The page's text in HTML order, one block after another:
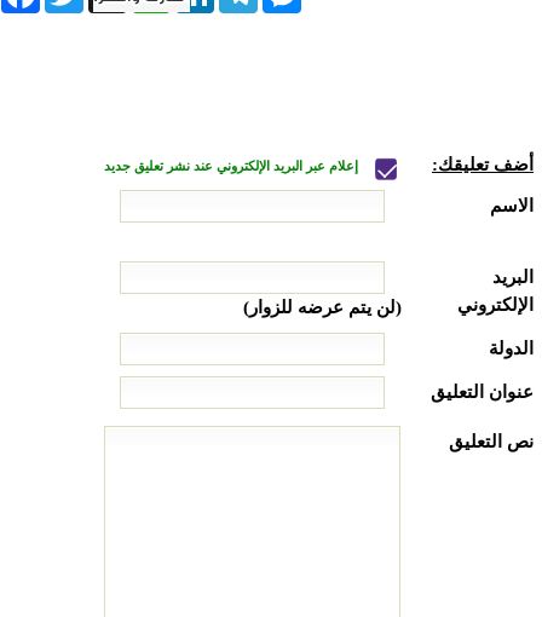
أضف تعليقك: إعلام عبر البريد الإلكتروني عند نشر تعليق جديد
الاسم
البريد
الإلكتروني
(لن يتم عرضه للزوار)
الدولة
عنوان التعليق
نص التعليق